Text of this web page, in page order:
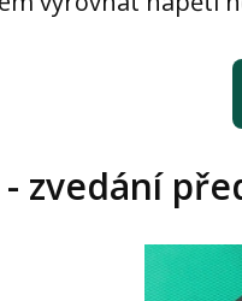
- zvedání
přehrávač